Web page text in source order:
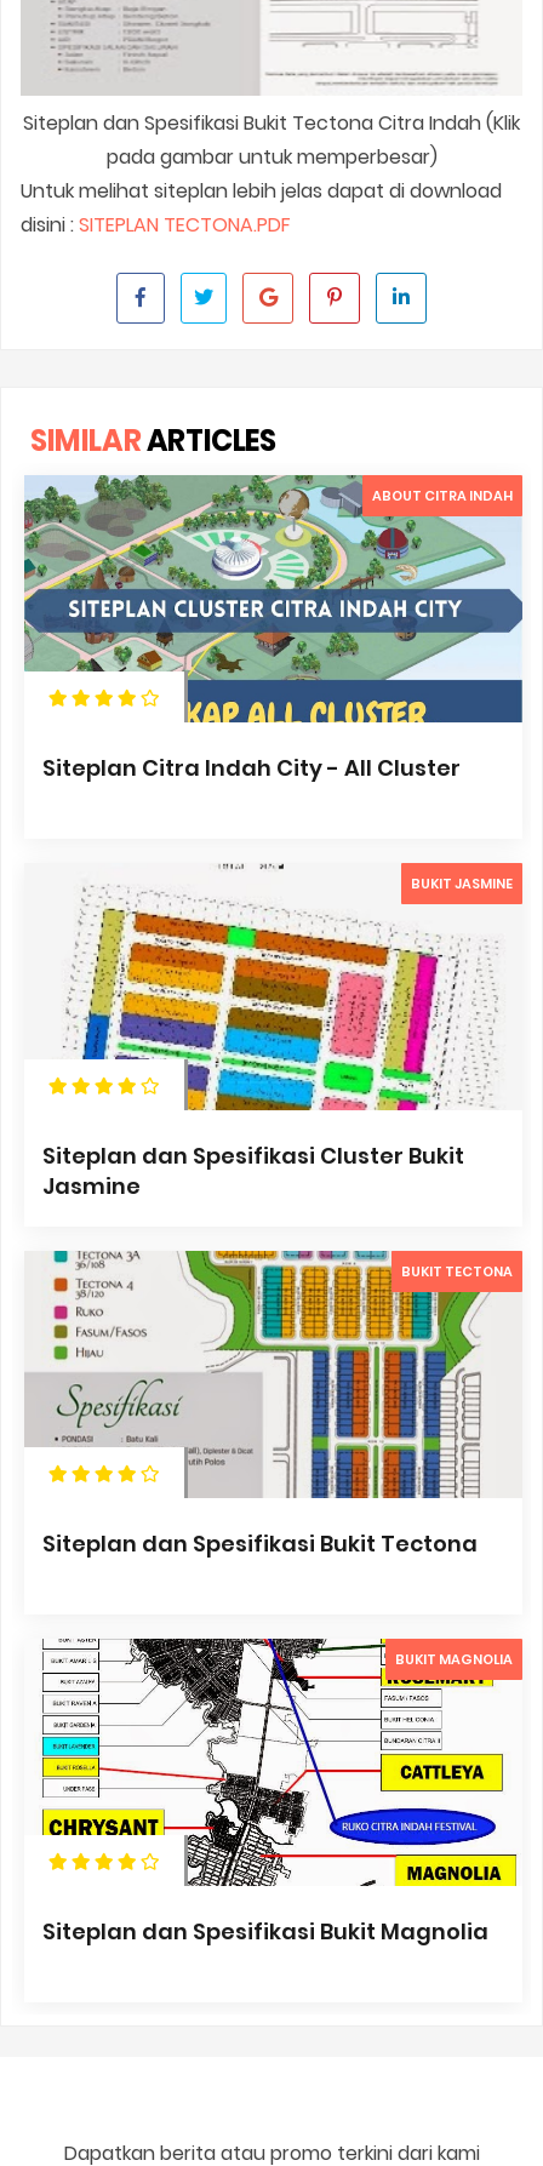
Siteplan dan Spesifikasi Bukit Tectona Citra Indah (Klik
pada gambar untuk memperbesar)
Untuk melihat siteplan lebih jelas dapat di download
disini :SITEPLAN TECTONA.PDF
SIMILARARTICLES
ABOUT CITRA INDAH
Siteplan Citra Indah City - All Cluster
BUKIT JASMINE
Siteplan dan Spesifikasi Cluster Bukit
Jasmine
BUKIT TECTONA
Siteplan dan Spesifikasi Bukit Tectona
BUKIT MAGNOLIA
Siteplan dan Spesifikasi Bukit Magnolia
Dapatkan berita atau promo terkini dari kami